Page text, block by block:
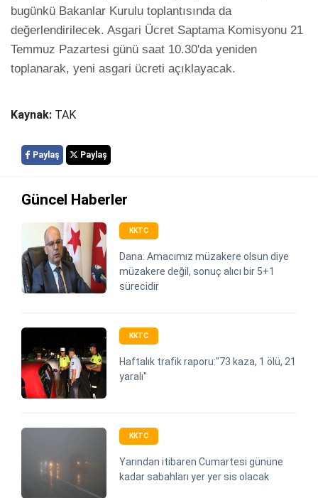
bugünkü Bakanlar Kurulu toplantısında da
değerlendirilecek. Asgari Ücret Saptama Komisyonu 21
Temmuz Pazartesi günü saat 10.30'da yeniden
Kaynak: TAK
Paylaş Paylaş
Güncel Haberler
KKTC
Dana: Amacımız müzakere olsun diye
müzakere değil, sonuç alıcı bir 5+1
sürecidir
KKTC
Haftalık trafik raporu:"73 kaza, 1 ölü, 21
yaralı"
KKTC
Yarından itibaren Cumartesi gününe
kadar sabahları yer yer sis olacak